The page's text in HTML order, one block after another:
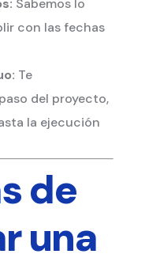
Sabemos lo
con las fechas
Te
del proyecto,
la ejecución
de
una